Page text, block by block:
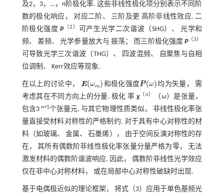
及2，3，…， n阶极化率. 这些非线性极化项分别表示不同阶
数的极化响应， 对应二阶、 三阶及更 高阶非线性效应. 二
阶极化强度P（2）
可产生光学二次谐波（SHG）、 光学和
频、 差频、 光学参量放大与 振荡； 而三阶极化强度P（3）
可导致光学三次谐波（THG）、 四波混频、 自聚焦与自相
位调制、 Kerr效应等现象.
在以上的讨论中， E(ωm)
E(ωm) 和极化强度P(ω)
P(ω)
均为矢量， 需
考虑其在不同方向上的分量. 极化 率 χ（n） （ω）是张量，
包含3 n+1个张量元. 与其它物理性质类似， 非线性极化率张
量直接受材料对称性的严格制约. 对于具有中心对称性的材
料（如玻璃、 金属、 石墨烯）， 由于空间反演对称性的存
在， 其所有偶数阶非线性极化率张量分量严格为零， 无法
激发材料的偶数阶谐波响应. 因此， 偶数阶非线性光学效应
仅在非中心对称材料， 或在局部中心对称性破缺时出现.
基于电偶极近似的理论框架， 将式（3）应用于单色基频光